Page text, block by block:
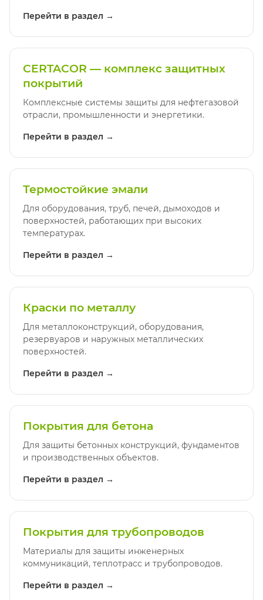
Перейти в раздел →
CERTACOR — комплекс защитных
покрытий
Комплексные системы защиты для нефтегазовой
отрасли, промышленности и энергетики.
Перейти в раздел →
Термостойкие эмали
Для оборудования, труб, печей, дымоходов и
поверхностей, работающих при высоких
температурах.
Перейти в раздел →
Краски по металлу
Для металлоконструкций, оборудования,
резервуаров и наружных металлических
поверхностей.
Перейти в раздел →
Покрытия для бетона
Для защиты бетонных конструкций, фундаментов
и производственных объектов.
Перейти в раздел →
Покрытия для трубопроводов
Материалы для защиты инженерных
коммуникаций, теплотрасс и трубопроводов.
Перейти в раздел →